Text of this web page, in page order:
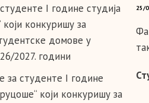
I године студија
који конкуришу за
домове у
2027. години
за студенте I године
који конкуришу за
25/